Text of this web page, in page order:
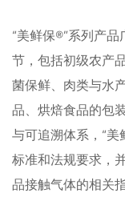
“美鲜保®”系列产
节，包括初级农产
菌保鲜、肉类与水
品、烘焙食品的包
与可追溯体系，“
标准和法规要求，
品接触气体的相关